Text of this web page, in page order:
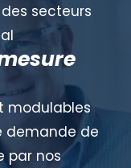
secteurs
modulables
demande de
par nos